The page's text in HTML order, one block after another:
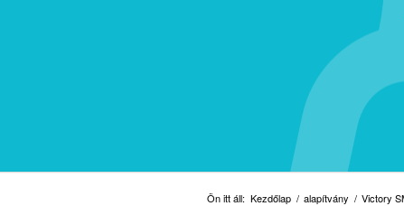
Ön itt áll: Kezdőlap / alapítvány / Victory